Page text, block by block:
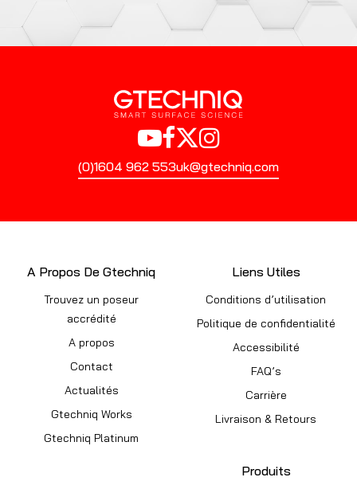
(0)1604 962 553uk@gtechniq.com
A Propos De Gtechniq
Trouvez un poseur
accrédité
A propos
Contact
Actualités
Gtechniq Works
Gtechniq Platinum
Liens Utiles
Conditions d’utilisation
Politique de confidentialité
Accessibilité
FAQ’s
Carrière
Livraison & Retours
Produits